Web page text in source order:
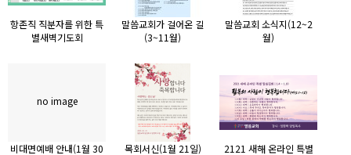
항존직 직분자를 위한 특
별새벽기도회
말씀교회가 걸어온 길
(3~11월)
말씀교회 소식지(12~2
월)
no image
비대면예배 안내(1월 30
목회서신(1월 21일)
2121 새해 온라인 특별